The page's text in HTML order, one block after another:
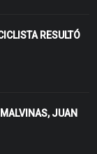
RESULTÓ
MALVINAS, JUAN